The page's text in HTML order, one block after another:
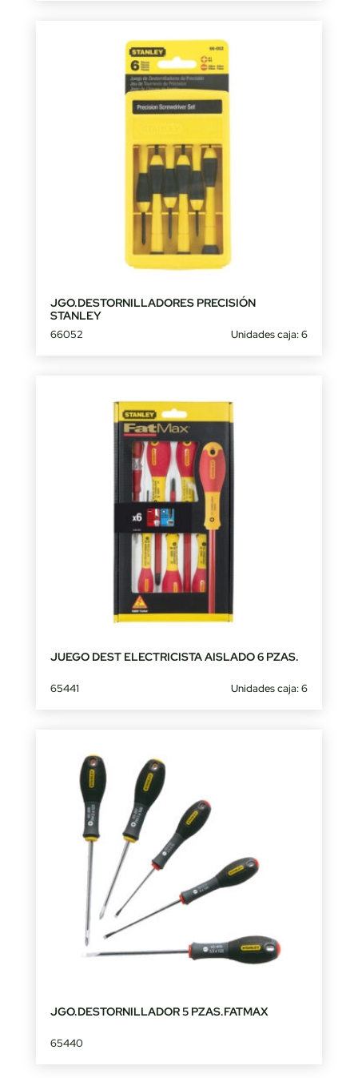
JGO.DESTORNILLADORES PRECISIÓN
STANLEY
66052 Unidades caja: 6
JUEGO DEST ELECTRICISTA AISLADO 6 PZAS.
65441 Unidades caja: 6
JGO.DESTORNILLADOR 5 PZAS.FATMAX
65440